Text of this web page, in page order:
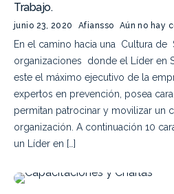
Trabajo.
junio 23, 2020 Afiansso Aún no hay
En el camino hacia una Cultura de
organizaciones donde el Líder en
este el máximo ejecutivo de la
expertos en prevención, posea
permitan patrocinar y movilizar un
organización. A continuación 10
un Líder en […]